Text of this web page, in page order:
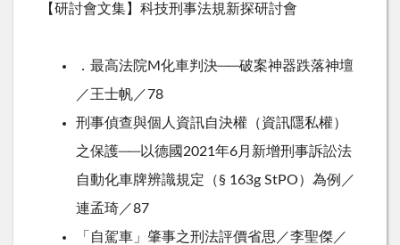
【研討會文集】科技刑事法規新探研討會
．最高法院M化車判決──破案神器跌落神壇
／王士帆／78
刑事偵查與個人資訊自決權（資訊隱私權）
之保護──以德國2021年6月新增刑事訴訟法
自動化車牌辨識規定（§ 163g StPO）為例／
連孟琦／87
「自駕車」肇事之刑法評價省思／李聖傑／